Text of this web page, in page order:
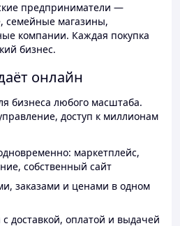
предприниматели —
семейные магазины,
компании. Каждая покупка
бизнес.
онлайн
бизнеса любого масштаба.
доступ к миллионам
маркетплейс,
собственный сайт
заказами и ценами в одном
доставкой, оплатой и выдачей